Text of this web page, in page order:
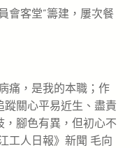
客堂”籌建，屢次餐
，是我的本職；作
關心平易近生、盡責
，腳色有異，但初心不
工人日報》新聞 毛向